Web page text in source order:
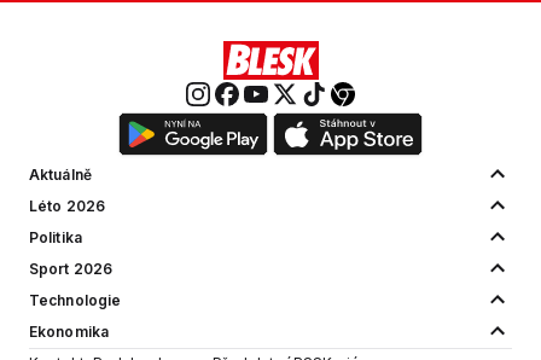
Aktuálně
Léto 2026
Politika
Sport 2026
Technologie
Ekonomika